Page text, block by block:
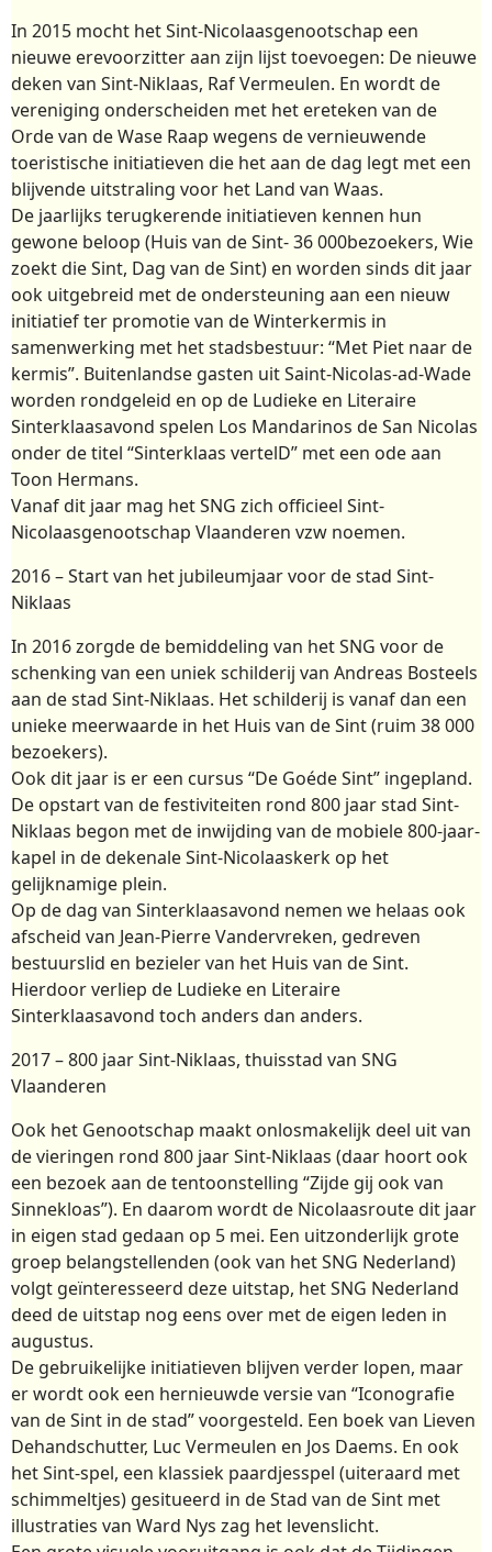
In 2015 mocht het Sint-Nicolaasgenootschap een
nieuwe erevoorzitter aan zijn lijst toevoegen: De nieuwe
deken van Sint-Niklaas, Raf Vermeulen. En wordt de
vereniging onderscheiden met het ereteken van de
Orde van de Wase Raap wegens de vernieuwende
toeristische initiatieven die het aan de dag legt met een
blijvende uitstraling voor het Land van Waas.
De jaarlijks terugkerende initiatieven kennen hun
gewone beloop (Huis van de Sint- 36 000bezoekers, Wie
zoekt die Sint, Dag van de Sint) en worden sinds dit jaar
ook uitgebreid met de ondersteuning aan een nieuw
initiatief ter promotie van de Winterkermis in
samenwerking met het stadsbestuur: “Met Piet naar de
kermis”. Buitenlandse gasten uit Saint-Nicolas-ad-Wade
worden rondgeleid en op de Ludieke en Literaire
Sinterklaasavond spelen Los Mandarinos de San Nicolas
onder de titel “Sinterklaas vertelD” met een ode aan
Toon Hermans.
Vanaf dit jaar mag het SNG zich officieel Sint-
Nicolaasgenootschap Vlaanderen vzw noemen.
2016 – Start van het jubileumjaar voor de stad Sint-
Niklaas
In 2016 zorgde de bemiddeling van het SNG voor de
schenking van een uniek schilderij van Andreas Bosteels
aan de stad Sint-Niklaas. Het schilderij is vanaf dan een
unieke meerwaarde in het Huis van de Sint (ruim 38 000
bezoekers).
Ook dit jaar is er een cursus “De Goéde Sint” ingepland.
De opstart van de festiviteiten rond 800 jaar stad Sint-
Niklaas begon met de inwijding van de mobiele 800-jaar-
kapel in de dekenale Sint-Nicolaaskerk op het
gelijknamige plein.
Op de dag van Sinterklaasavond nemen we helaas ook
afscheid van Jean-Pierre Vandervreken, gedreven
bestuurslid en bezieler van het Huis van de Sint.
Hierdoor verliep de Ludieke en Literaire
Sinterklaasavond toch anders dan anders.
2017 – 800 jaar Sint-Niklaas, thuisstad van SNG
Vlaanderen
Ook het Genootschap maakt onlosmakelijk deel uit van
de vieringen rond 800 jaar Sint-Niklaas (daar hoort ook
een bezoek aan de tentoonstelling “Zijde gij ook van
Sinnekloas”). En daarom wordt de Nicolaasroute dit jaar
in eigen stad gedaan op 5 mei. Een uitzonderlijk grote
groep belangstellenden (ook van het SNG Nederland)
volgt geïnteresseerd deze uitstap, het SNG Nederland
deed de uitstap nog eens over met de eigen leden in
augustus.
De gebruikelijke initiatieven blijven verder lopen, maar
er wordt ook een hernieuwde versie van “Iconografie
van de Sint in de stad” voorgesteld. Een boek van Lieven
Dehandschutter, Luc Vermeulen en Jos Daems. En ook
het Sint-spel, een klassiek paardjesspel (uiteraard met
schimmeltjes) gesitueerd in de Stad van de Sint met
illustraties van Ward Nys zag het levenslicht.